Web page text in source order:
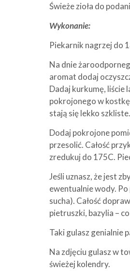
Świeże zioła do
Wykonanie:
Piekarnik nagrzej do
Na dnie
aromat dodaj
Dadaj kurkumę, liście
pokrojonego w kostkę
stają się lekko szkliste.
Dodaj pokrojone
przesolić. Całość
zredukuj do 175C.
Jeśli uznasz, że jest
ewentualnie wody. Po
sucha). Całość
pietruszki, bazylia –
Taki gulasz genialnie
Na zdjęciu gulasz w
świeżej kolendry.